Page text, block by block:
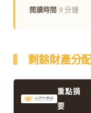
閱讀時間 9 分鐘
剩餘財產分
重點摘
要